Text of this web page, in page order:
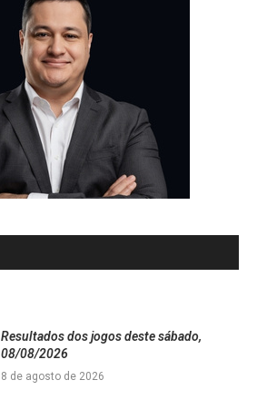
Resultados dos jogos deste sábado,
08/08/2026
8 de agosto de 2026